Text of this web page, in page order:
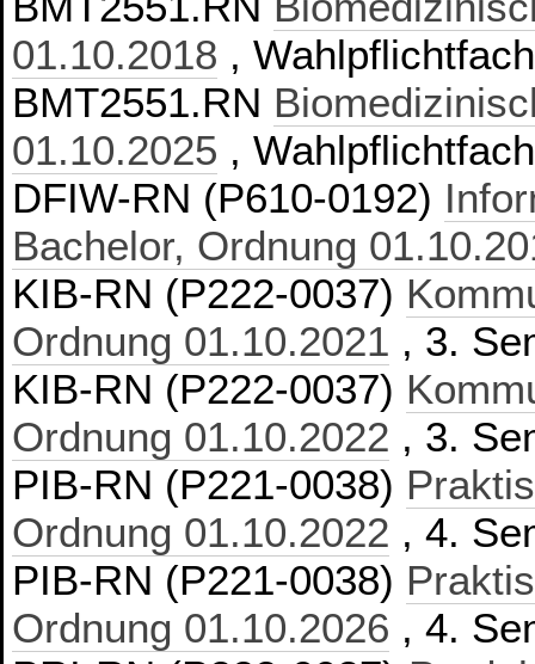
01.10.2018 ,
BMT2551.RN
01.10.2025 ,
DFIW-RN (P610-0192)
Bachelor, Ordnung
KIB-RN (P222-0037)
Ordnung 01.10.2021 , 3.
KIB-RN (P222-0037)
Ordnung 01.10.2022 , 3.
PIB-RN (P221-0038)
Ordnung 01.10.2022 , 4.
PIB-RN (P221-0038)
Ordnung 01.10.2026 , 4.